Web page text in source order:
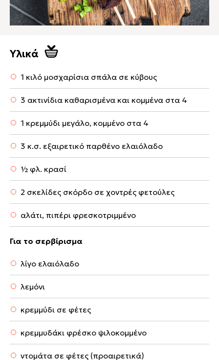
Υλικά
1 κιλό μοσχαρίσια σπάλα σε κύβους
3 ακτινίδια καθαρισμένα και κομμένα στα 4
1 κρεμμύδι μεγάλο, κομμένο στα 4
3 κ.σ. εξαιρετικό παρθένο ελαιόλαδο
½ φλ. κρασί
2 σκελίδες σκόρδο σε χοντρές φετούλες
αλάτι, πιπέρι φρεσκοτριμμένο
Για το σερβίρισμα
λίγο ελαιόλαδο
λεμόνι
κρεμμύδι σε φέτες
κρεμμυδάκι φρέσκο ψιλοκομμένο
ντομάτα σε φέτες (προαιρετικά)